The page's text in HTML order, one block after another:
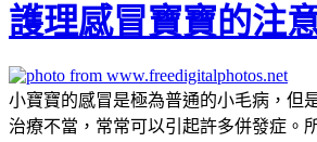
護理感冒寶寶的注
小寶寶的感冒是極為普通的小毛病，但
治療不當，常常可以引起許多併發症。